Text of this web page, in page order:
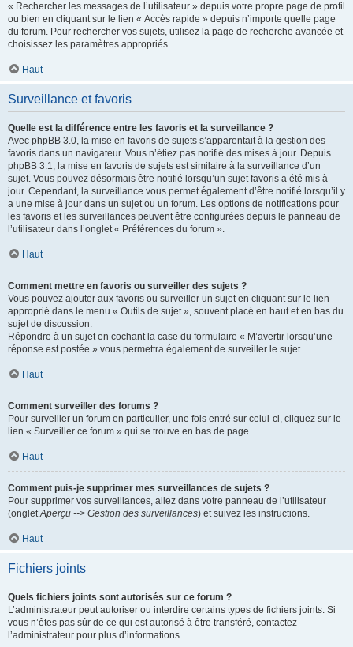
« Rechercher les messages de l’utilisateur » depuis votre propre page de profil
ou bien en cliquant sur le lien « Accès rapide » depuis n’importe quelle page
du forum. Pour rechercher vos sujets, utilisez la page de recherche avancée et
choisissez les paramètres appropriés.
Haut
Surveillance et favoris
Quelle est la différence entre les favoris et la surveillance ?
Avec phpBB 3.0, la mise en favoris de sujets s’apparentait à la gestion des
favoris dans un navigateur. Vous n’étiez pas notifié des mises à jour. Depuis
phpBB 3.1, la mise en favoris de sujets est similaire à la surveillance d’un
sujet. Vous pouvez désormais être notifié lorsqu’un sujet favoris a été mis à
jour. Cependant, la surveillance vous permet également d’être notifié lorsqu’il y
a une mise à jour dans un sujet ou un forum. Les options de notifications pour
les favoris et les surveillances peuvent être configurées depuis le panneau de
l’utilisateur dans l’onglet « Préférences du forum ».
Haut
Comment mettre en favoris ou surveiller des sujets ?
Vous pouvez ajouter aux favoris ou surveiller un sujet en cliquant sur le lien
approprié dans le menu « Outils de sujet », souvent placé en haut et en bas du
sujet de discussion.
Répondre à un sujet en cochant la case du formulaire « M’avertir lorsqu’une
réponse est postée » vous permettra également de surveiller le sujet.
Haut
Comment surveiller des forums ?
Pour surveiller un forum en particulier, une fois entré sur celui-ci, cliquez sur le
lien « Surveiller ce forum » qui se trouve en bas de page.
Haut
Comment puis-je supprimer mes surveillances de sujets ?
Pour supprimer vos surveillances, allez dans votre panneau de l’utilisateur
(ongletAperçu --> Gestion des surveillances) et suivez les instructions.
Haut
Fichiers joints
Quels fichiers joints sont autorisés sur ce forum ?
L’administrateur peut autoriser ou interdire certains types de fichiers joints. Si
vous n’êtes pas sûr de ce qui est autorisé à être transféré, contactez
l’administrateur pour plus d’informations.